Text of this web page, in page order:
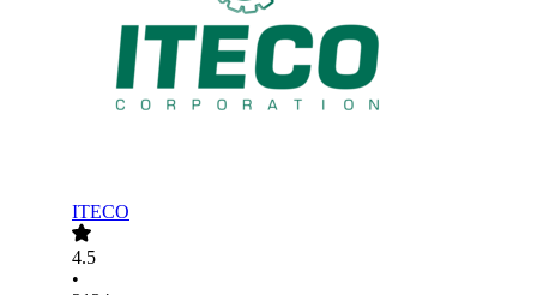
ITECO
4.5
•